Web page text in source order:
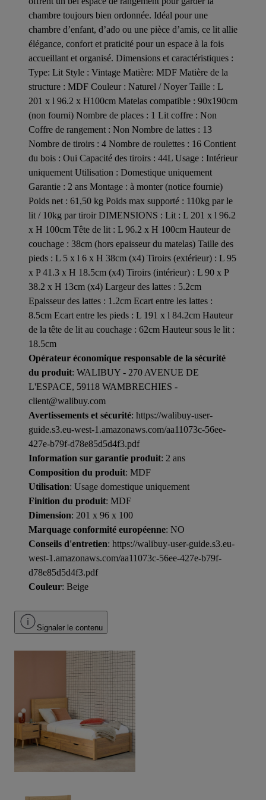
chambre toujours bien ordonnée. Idéal pour une
chambre d’enfant, d’ado ou une pièce d’amis, ce lit allie
élégance, confort et praticité pour un espace à la fois
accueillant et organisé. Dimensions et caractéristiques :
Type: Lit Style : Vintage Matière: MDF Matière de la
structure : MDF Couleur : Naturel / Noyer Taille : L
201 x l 96.2 x H100cm Matelas compatible : 90x190cm
(non fourni) Nombre de places : 1 Lit coffre : Non
Coffre de rangement : Non Nombre de lattes : 13
Nombre de tiroirs : 4 Nombre de roulettes : 16 Contient
du bois : Oui Capacité des tiroirs : 44L Usage : Intérieur
uniquement Utilisation : Domestique uniquement
Garantie : 2 ans Montage : à monter (notice fournie)
Poids net : 61,50 kg Poids max supporté : 110kg par le
lit / 10kg par tiroir DIMENSIONS : Lit : L 201 x l 96.2
x H 100cm Tête de lit : L 96.2 x H 100cm Hauteur de
couchage : 38cm (hors epaisseur du matelas) Taille des
pieds : L 5 x l 6 x H 38cm (x4) Tiroirs (extérieur) : L 95
x P 41.3 x H 18.5cm (x4) Tiroirs (intérieur) : L 90 x P
38.2 x H 13cm (x4) Largeur des lattes : 5.2cm
Epaisseur des lattes : 1.2cm Ecart entre les lattes :
8.5cm Ecart entre les pieds : L 191 x l 84.2cm Hauteur
de la tête de lit au couchage : 62cm Hauteur sous le lit :
18.5cm
Opérateur économique responsable de la sécurité
du produit: WALIBUY - 270 AVENUE DE
L'ESPACE, 59118 WAMBRECHIES -
client@walibuy.com
Avertissements et sécurité: https://walibuy-user-
guide.s3.eu-west-1.amazonaws.com/aa11073c-56ee-
427e-b79f-d78e85d5d4f3.pdf
Information sur garantie produit: 2 ans
Composition du produit: MDF
Utilisation: Usage domestique uniquement
Finition du produit: MDF
Dimension: 201 x 96 x 100
Marquage conformité européenne: NO
Conseils d'entretien: https://walibuy-user-guide.s3.eu-
west-1.amazonaws.com/aa11073c-56ee-427e-b79f-
d78e85d5d4f3.pdf
Couleur: Beige
Signaler le contenu